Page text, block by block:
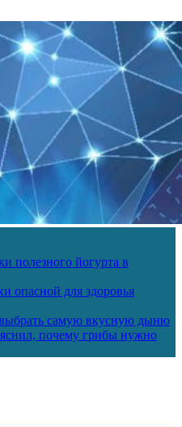
полезного йогурта в
опасной для здоровья
выбрать самую вкусную дыню
почему грибы нужно